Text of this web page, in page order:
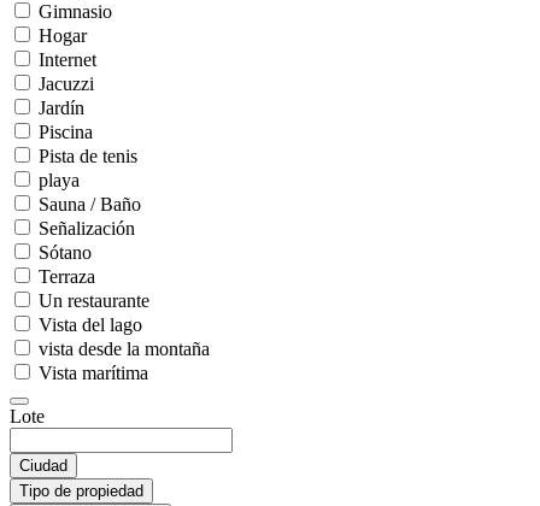
Gimnasio
Hogar
Internet
Jacuzzi
Jardín
Piscina
Pista de tenis
playa
Sauna / Baño
Señalización
Sótano
Terraza
Un restaurante
Vista del lago
vista desde la montaña
Vista marítima
Lote
Ciudad
Tipo de propiedad